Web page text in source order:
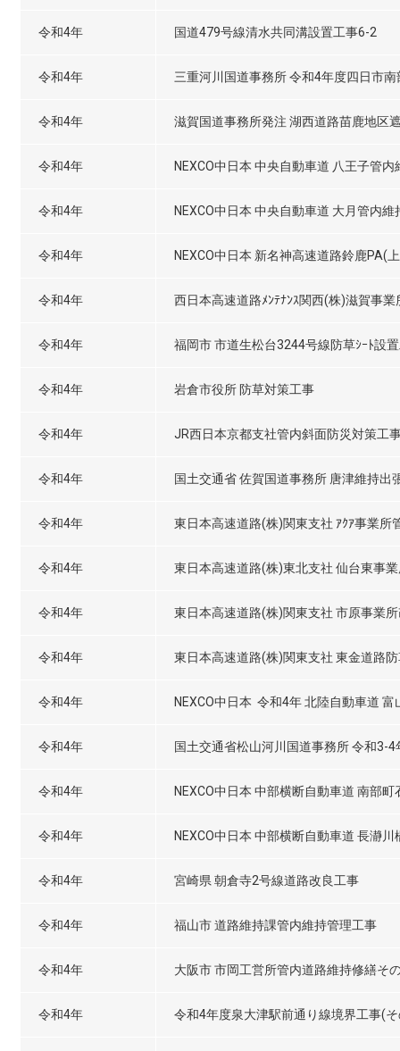
令和4年 国道479号線清水共同溝設置工事6-2
令和4年 三重河川国道事務所 令和4年度四日市
令和4年 滋賀国道事務所発注 湖西道路苗鹿地区
令和4年 NEXCO中日本 中央自動車道 八王子管
令和4年 NEXCO中日本 中央自動車道 大月管内
令和4年 NEXCO中日本 新名神高速道路鈴鹿PA(
令和4年 西日本高速道路ﾒﾝﾃﾅﾝｽ関西(株)滋賀事
令和4年 福岡市 市道生松台3244号線防草ｼｰﾄ設
令和4年 岩倉市役所 防草対策工事
令和4年 JR西日本京都支社管内斜面防災対策工
令和4年 国土交通省 佐賀国道事務所 唐津維持
令和4年 東日本高速道路(株)関東支社 ｱｸｱ事業所
令和4年 東日本高速道路(株)東北支社 仙台東事
令和4年 東日本高速道路(株)関東支社 市原事業
令和4年 東日本高速道路(株)関東支社 東金道路
令和4年 NEXCO中日本 令和4年 北陸自動車道
令和4年 国土交通省松山河川国道事務所 令和3-
令和4年 NEXCO中日本 中部横断自動車道 南部
令和4年 NEXCO中日本 中部横断自動車道 長瀞
令和4年 宮崎県 朝倉寺2号線道路改良工事
令和4年 福山市 道路維持課管内維持管理工事
令和4年 大阪市 市岡工営所管内道路維持修繕そ
令和4年 令和4年度泉大津駅前通り線境界工事(